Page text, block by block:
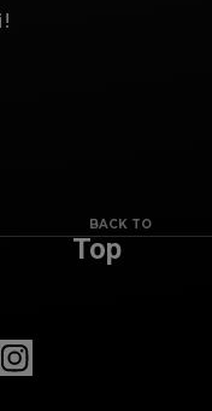
BACK TO
Top